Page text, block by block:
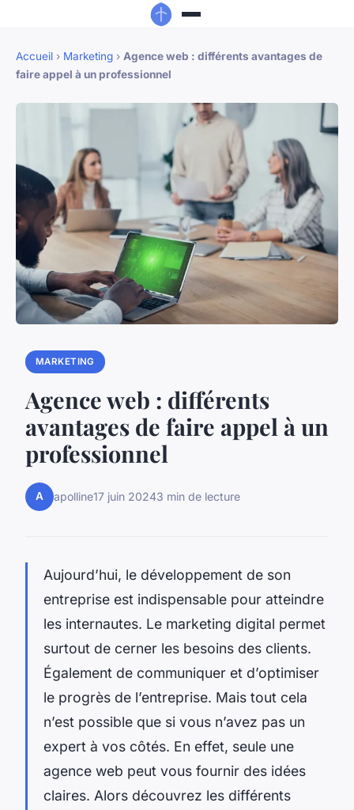
Accueil › Marketing › Agence web : différents avantages de
faire appel à un professionnel
MARKETING
Agence web : différents
avantages de faire appel à un
professionnel
A apolline17 juin 20243 min de lecture
Aujourd’hui, le développement de son
entreprise est indispensable pour atteindre
les internautes. Le marketing digital permet
surtout de cerner les besoins des clients.
Également de communiquer et d’optimiser
le progrès de l’entreprise. Mais tout cela
n’est possible que si vous n’avez pas un
expert à vos côtés. En effet, seule une
agence web peut vous fournir des idées
claires. Alors découvrez les différents